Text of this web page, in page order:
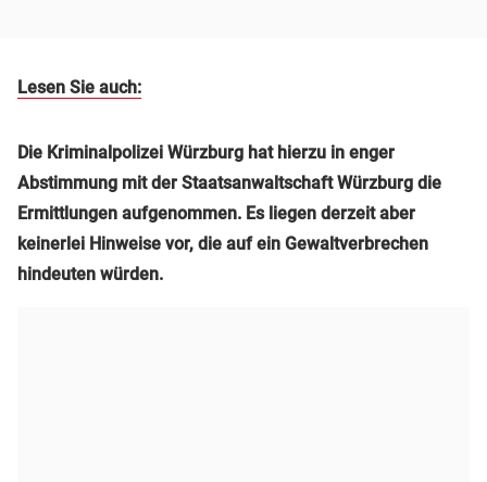
Lesen Sie auch:
Die Kriminalpolizei Würzburg hat hierzu in enger
Abstimmung mit der Staatsanwaltschaft Würzburg die
Ermittlungen aufgenommen. Es liegen derzeit aber
keinerlei Hinweise vor, die auf ein Gewaltverbrechen
hindeuten würden.